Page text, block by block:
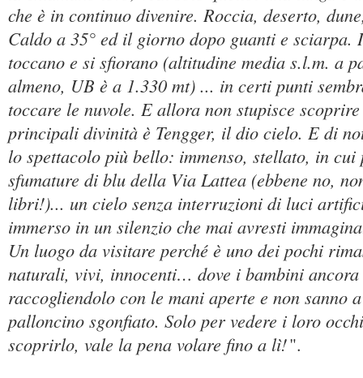
che è in continuo divenire. Roccia, deserto,
Caldo a 35° ed il giorno dopo guanti e
toccano e si sfiorano (altitudine media s.l.m. a
almeno, UB è a 1.330 mt) ... in certi punti
toccare le nuvole. E allora non stupisce
principali divinità è Tengger, il dio cielo. E di
lo spettacolo più bello: immenso, stellato, in
sfumature di blu della Via Lattea (ebbene no,
libri!)... un cielo senza interruzioni di luci
immerso in un silenzio che mai avresti
Un luogo da visitare perché è uno dei pochi
naturali, vivi, innocenti… dove i bambini ancora
raccogliendolo con le mani aperte e non sanno
palloncino sgonfiato. Solo per vedere i loro
scoprirlo, vale la pena volare fino a lì!".